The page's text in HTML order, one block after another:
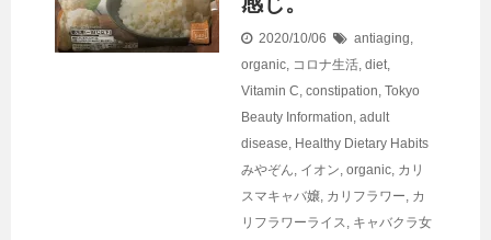
2020/10/06 antiaging,
organic, コロナ生活, diet,
Vitamin C, constipation, Tokyo
Beauty Information, adult
disease, Healthy Dietary Habits
みやぞん, イオン, organic, カリ
スマキャバ嬢, カリフラワー, カ
リフラワーライス, キャバクラ女